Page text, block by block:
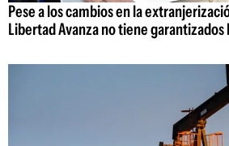
Pese a los cambios en la
Libertad Avanza no tiene garantizados